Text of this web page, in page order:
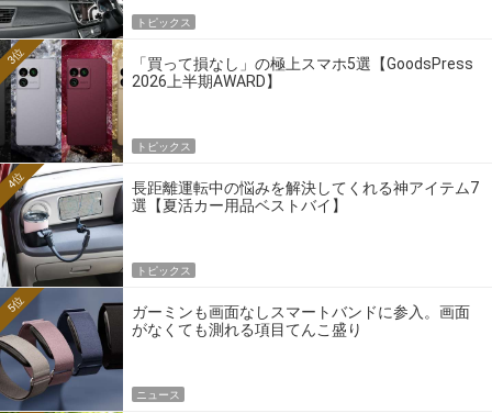
トピックス
「買って損なし」の極上スマホ5選【GoodsPress
2026上半期AWARD】
3位
トピックス
長距離運転中の悩みを解決してくれる神アイテム7
選【夏活カー用品ベストバイ】
4位
トピックス
ガーミンも画面なしスマートバンドに参入。画面
がなくても測れる項目てんこ盛り
5位
ニュース